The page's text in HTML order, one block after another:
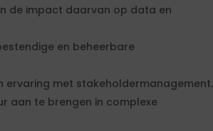
de impact daarvan op data en
en beheerbare
ervaring met stakeholdermanagement.
aan te brengen in complexe